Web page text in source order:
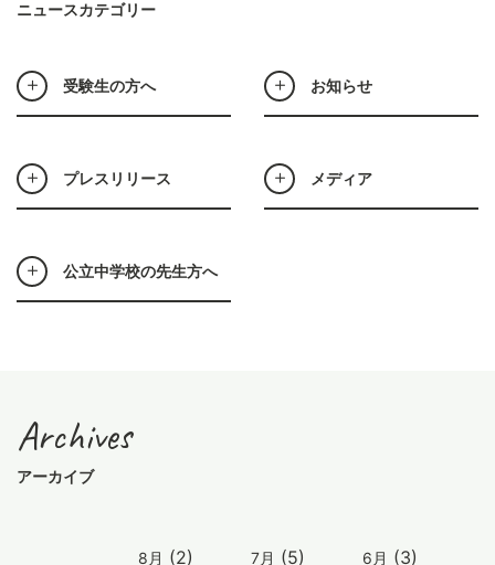
ニュースカテゴリー
受験生の方へ お知らせ
プレスリリース メディア
公立中学校の先生方へ
Archives
アーカイブ
8月 (2) 7月 (5) 6月 (3)